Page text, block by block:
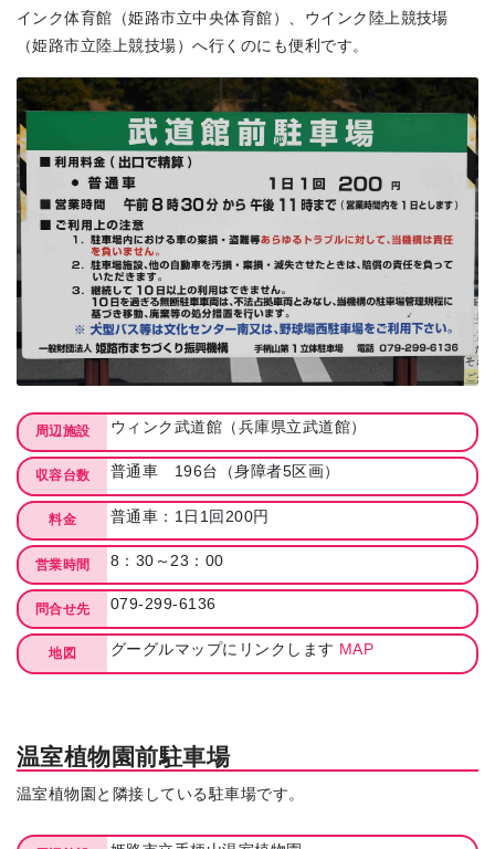
インク体育館（姫路市立中央体育館）、ウインク陸上競技場
（姫路市立陸上競技場）へ行くのにも便利です。
周辺施設 ウィンク武道館（兵庫県立武道館）
収容台数 普通車 196台（身障者5区画）
料金 普通車：1日1回200円
営業時間 8：30～23：00
問合せ先 079-299-6136
地図 グーグルマップにリンクします MAP
温室植物園前駐車場
温室植物園と隣接している駐車場です。